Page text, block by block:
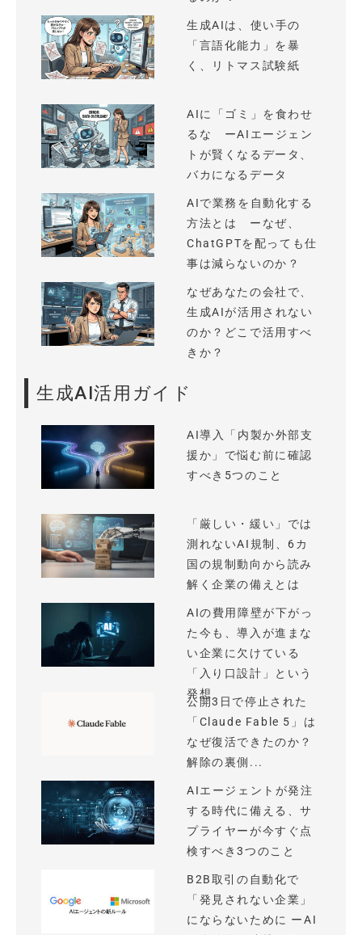
生成AIは、使い手の
「言語化能力」を暴
く、リトマス試験紙
AIに「ゴミ」を食わせ
るな ーAIエージェン
トが賢くなるデータ、
バカになるデータ
AIで業務を自動化する
方法とは ーなぜ、
ChatGPTを配っても仕
事は減らないのか？
なぜあなたの会社で、
生成AIが活用されない
のか？どこで活用すべ
きか？
生成AI活用ガイド
AI導入「内製か外部支
援か」で悩む前に確認
すべき5つのこと
「厳しい・緩い」では
測れないAI規制、6カ
国の規制動向から読み
解く企業の備えとは
AIの費用障壁が下がっ
た今も、導入が進まな
い企業に欠けている
「入り口設計」という
発想
公開3日で停止された
「Claude Fable 5」は
なぜ復活できたのか？
解除の裏側...
AIエージェントが発注
する時代に備える、サ
プライヤーが今すぐ点
検すべき3つのこと
B2B取引の自動化で
「発見されない企業」
にならないために ーAI